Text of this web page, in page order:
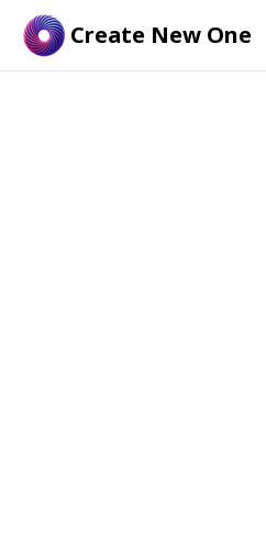
Create New One